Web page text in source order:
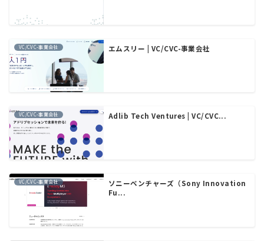
VC/CVC-事業会社 エムスリー | VC/CVC-事業会社
VC/CVC-事業会社 Adlib Tech Ventures | VC/CVC...
VC/CVC-事業会社
ソニーベンチャーズ（Sony Innovation
Fu...